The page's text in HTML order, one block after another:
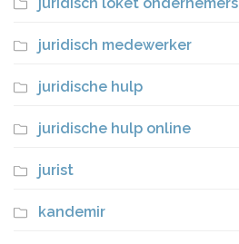
juridisch medewerker
juridische hulp
juridische hulp online
jurist
kandemir